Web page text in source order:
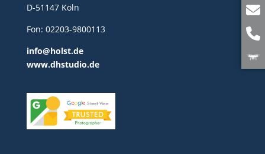
D-51147 Köln
Fon: 02203-9800113
info@holst.de
www.dhstudio.de